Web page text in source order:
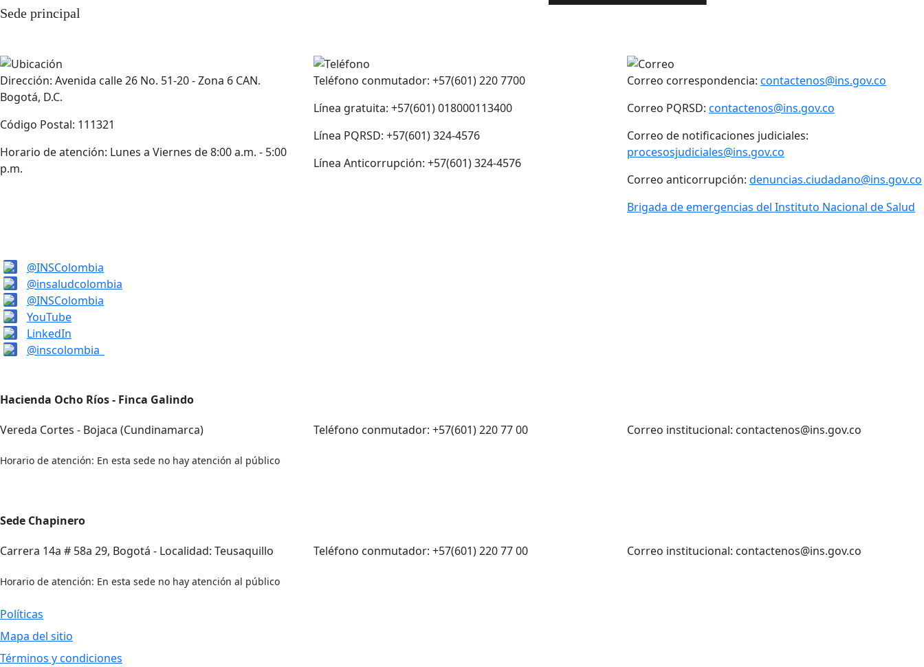
Sede principal
Dirección: Avenida calle 26 No. 51-20 - Zona 6 CAN.
Bogotá, D.C.
Código Postal: 111321
Horario de atención: Lunes a Viernes de 8:00 a.m. - 5:00
p.m.
Teléfono conmutador: +57(601) 220 7700
Línea gratuita: +57(601) 018000113400
Línea PQRSD: +57(601) 324-4576
Línea Anticorrupción: +57(601) 324-4576
Correo correspondencia: contactenos@ins.gov.co
Correo PQRSD: contactenos@ins.gov.co
Correo de notificaciones judiciales:
procesosjudiciales@ins.gov.co
Correo anticorrupción: denuncias.ciudadano@ins.gov.co
Brigada de emergencias del Instituto Nacional de Salud
@INSColombia
@insaludcolombia
@INSColombia
YouTube
LinkedIn
@inscolombia_
Hacienda Ocho Ríos - Finca Galindo
Vereda Cortes - Bojaca (Cundinamarca)
Teléfono conmutador: +57(601) 220 77 00 Correo institucional: contactenos@ins.gov.co
Horario de atención: En esta sede no hay atención al público
Sede Chapinero
Carrera 14a # 58a 29, Bogotá - Localidad: Teusaquillo
Teléfono conmutador: +57(601) 220 77 00 Correo institucional: contactenos@ins.gov.co
Horario de atención: En esta sede no hay atención al público
Políticas
Mapa del sitio
Términos y condiciones